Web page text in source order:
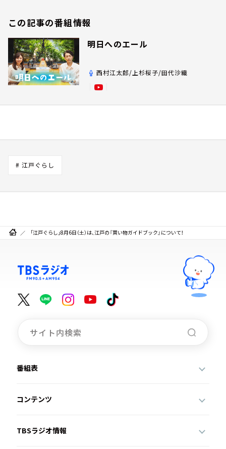
この記事の番組情報
明日へのエール
西村江太郎/上杉桜子/田代沙織
# 江戸ぐらし
「江戸ぐらし」8月6日（土）は、江戸の『買い物ガイドブック』について！
番組表
コンテンツ
TBSラジオ情報